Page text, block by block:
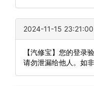
2024-11-15 23:21:00
【汽修宝】您的登录
请勿泄漏给他人。如